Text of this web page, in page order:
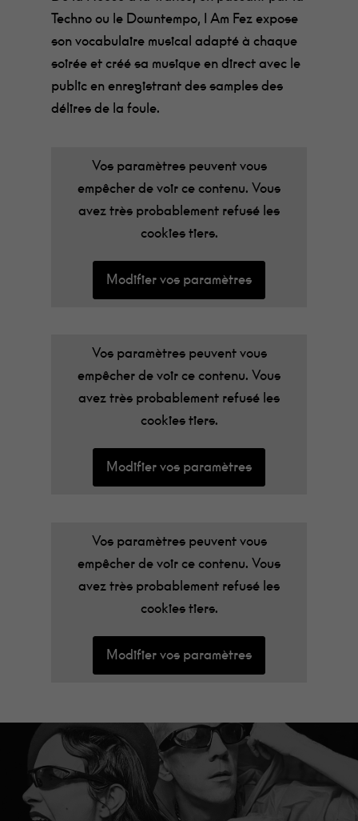
Techno ou le Downtempo, I Am Fez expose
son vocabulaire musical adapté à chaque
soirée et créé sa musique en direct avec le
public en enregistrant des samples des
délires de la foule.
Vos paramètres peuvent vous
empêcher de voir ce contenu. Vous
avez très probablement refusé les
cookies tiers.
Modifier vos paramètres
Vos paramètres peuvent vous
empêcher de voir ce contenu. Vous
avez très probablement refusé les
cookies tiers.
Modifier vos paramètres
Vos paramètres peuvent vous
empêcher de voir ce contenu. Vous
avez très probablement refusé les
cookies tiers.
Modifier vos paramètres